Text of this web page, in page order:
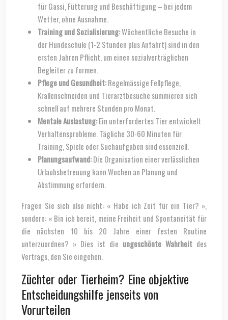
für Gassi, Fütterung und Beschäftigung – bei jedem
Wetter, ohne Ausnahme.
Training und Sozialisierung:Wöchentliche Besuche in
der Hundeschule (1-2 Stunden plus Anfahrt) sind in den
ersten Jahren Pflicht, um einen sozialverträglichen
Begleiter zu formen.
Pflege und Gesundheit:Regelmässige Fellpflege,
Krallenschneiden und Tierarztbesuche summieren sich
schnell auf mehrere Stunden pro Monat.
Mentale Auslastung:Ein unterfordertes Tier entwickelt
Verhaltensprobleme. Tägliche 30-60 Minuten für
Training, Spiele oder Suchaufgaben sind essenziell.
Planungsaufwand:Die Organisation einer verlässlichen
Urlaubsbetreuung kann Wochen an Planung und
Abstimmung erfordern.
Fragen Sie sich also nicht: « Habe ich Zeit für ein Tier? »,
sondern: « Bin ich bereit, meine Freiheit und Spontaneität für
die nächsten 10 bis 20 Jahre einer festen Routine
unterzuordnen? » Dies ist die ungeschönte Wahrheit des
Vertrags, den Sie eingehen.
Züchter oder Tierheim? Eine objektive
Entscheidungshilfe jenseits von
Vorurteilen